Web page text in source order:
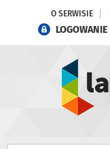
O SERWISIE
LOGOWANIE